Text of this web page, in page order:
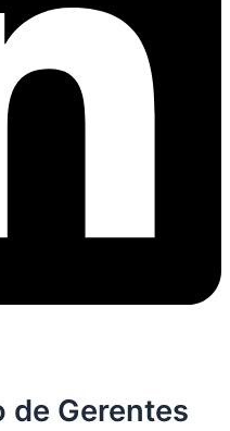
de Gerentes